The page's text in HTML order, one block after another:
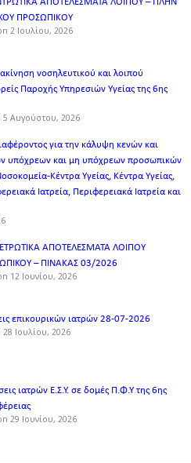
ΠΡΟΣΩΠΙΚOY
2 Ιουλίου, 2026
νοσηλευτικού και λοιπού
Παροχής Υπηρεσιών Υγείας της 6ης
5 Αυγούστου, 2026
για την κάλυψη κενών και
υπόχρεων και μη υπόχρεων προσωπικών
Κέντρα Υγείας, Κέντρα Υγείας,
Ιατρεία, Περιφερειακά Ιατρεία και
ΑΠΟΤΕΛΕΣΜΑΤΑ ΛΟΙΠΟΥ
– ΠΙΝΑΚΑΣ 03/2026
12 Ιουνίου, 2026
επικουρικών ιατρών 28-07-2026
Ιουλίου, 2026
ιατρών Ε.Σ.Υ. σε δομές Π.Φ.Υ της 6ης
29 Ιουνίου, 2026